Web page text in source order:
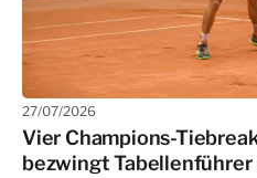
27/07/2026
Vier Champions-
bezwingt Tabellenführer